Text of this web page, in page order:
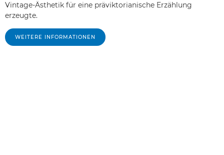
Vintage-Ästhetik für eine präviktorianische Erzählung
erzeugte.
WEITERE INFORMATIONEN